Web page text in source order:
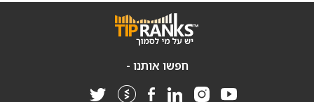
חפשו אותנו -